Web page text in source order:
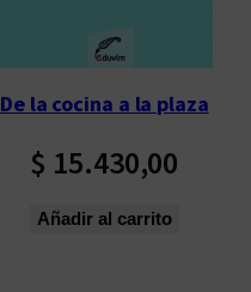
De la cocina a la plaza
$ 15.430,00
Añadir al carrito